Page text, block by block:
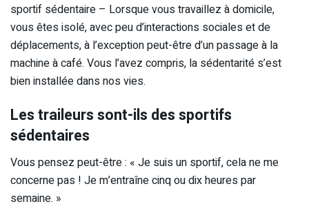
sportif sédentaire – Lorsque vous travaillez à domicile,
vous êtes isolé, avec peu d’interactions sociales et de
déplacements, à l’exception peut-être d’un passage à la
machine à café. Vous l’avez compris, la sédentarité s’est
bien installée dans nos vies.
Les traileurs sont-ils des sportifs
sédentaires
Vous pensez peut-être : « Je suis un sportif, cela ne me
concerne pas ! Je m’entraîne cinq ou dix heures par
semaine. »